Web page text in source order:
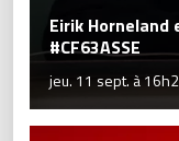
Eirik Horneland
#CF63ASSE
jeu. 11 sept. à